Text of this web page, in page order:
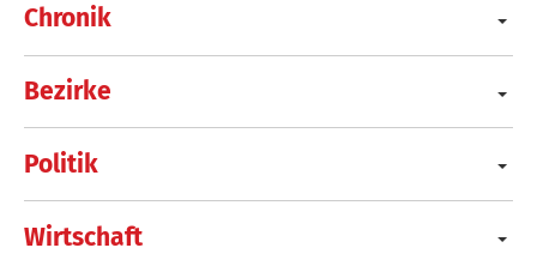
Chronik
Bezirke
Politik
Wirtschaft